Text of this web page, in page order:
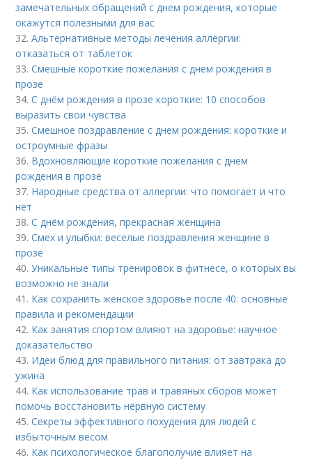
замечательных обращений с днем рождения, которые
окажутся полезными для вас
32.Альтернативные методы лечения аллергии:
отказаться от таблеток
33.Смешные короткие пожелания с днем рождения в
прозе
34.С днём рождения в прозе короткие: 10 способов
выразить свои чувства
35.Смешное поздравление с днем рождения: короткие и
остроумные фразы
36. Вдохновляющие короткие пожелания с днем
рождения в прозе
37. Народные средства от аллергии: что помогает и что
нет
38.С днём рождения, прекрасная женщина
39.Смех и улыбки: веселые поздравления женщине в
прозе
40.Уникальные типы тренировок в фитнесе, о которых вы
возможно не знали
41. Как сохранить женское здоровье после 40: основные
правила и рекомендации
42. Как занятия спортом влияют на здоровье: научное
доказательство
43. Идеи блюд для правильного питания: от завтрака до
ужина
44. Как использование трав и травяных сборов может
помочь восстановить нервную систему
45.Секреты эффективного похудения для людей с
избыточным весом
46. Как психологическое благополучие влияет на